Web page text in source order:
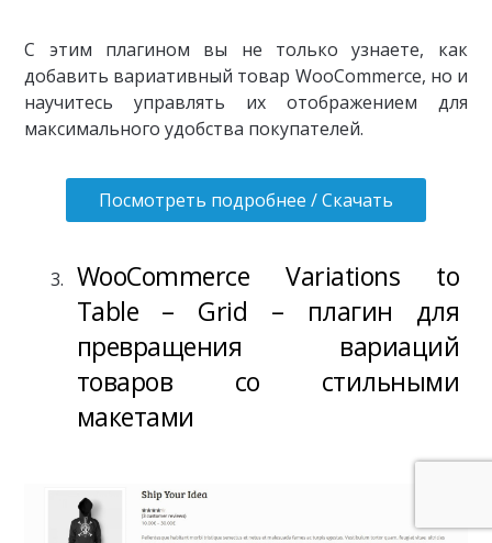
С этим плагином вы не только узнаете, как
добавить вариативный товар WooCommerce, но и
научитесь управлять их отображением для
максимального удобства покупателей.
Посмотреть подробнее / Скачать
WooCommerce Variations to
Table – Grid – плагин для
превращения вариаций
товаров со стильными
макетами